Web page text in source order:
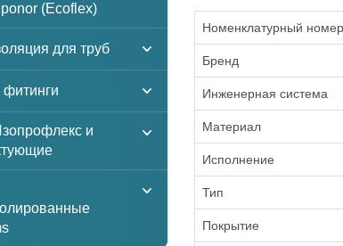
(Ecoflex)
для труб
и
Номенклатурный номер
Бренд
Инженерная система
Материал
Исполнение
Тип
Покрытие